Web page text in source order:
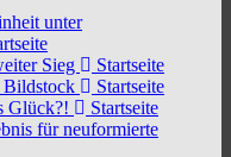
unter
Sieg
Startseite
Bildstock
Startseite
Glück?!
Startseite
für neuformierte